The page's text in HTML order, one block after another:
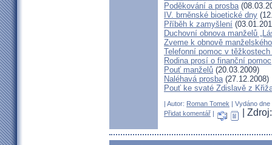
Poděkování a prosba
IV. brněnské bioetické dny
Příběh k zamyšlení
Duchovní obnova manželů
Zveme k obnově
Telefonní pomoc v
Rodina prosí o finanční pomoc
Pouť manželů (20.03.2009)
Naléhavá prosba(27.12.2008)
Pouť ke svaté Zdislavě z
| Autor: Roman Tomek | Vydáno
Přidat komentář | |